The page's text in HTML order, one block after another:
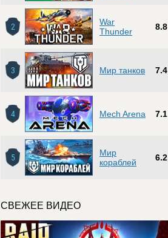
2
War
Thunder
8.8
3 Мир танков 7.4
4 Mech Arena 7.1
5
Мир
кораблей
6.2
СВЕЖЕЕ ВИДЕО